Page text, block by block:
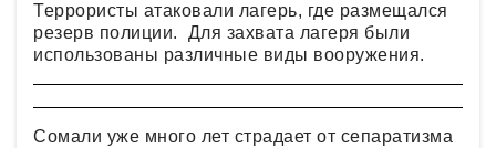
Террористы атаковали лагерь, где размещался
резерв полиции. Для захвата лагеря были
использованы различные виды вооружения.
Сомали уже много лет страдает от сепаратизма